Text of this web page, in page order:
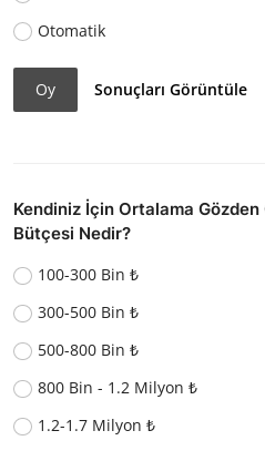
Otomatik
Oy Sonuçları Görüntüle
Kendiniz İçin Ortalama
Bütçesi Nedir?
100-300 Bin ₺
300-500 Bin ₺
500-800 Bin ₺
800 Bin - 1.2 Milyon ₺
1.2-1.7 Milyon ₺